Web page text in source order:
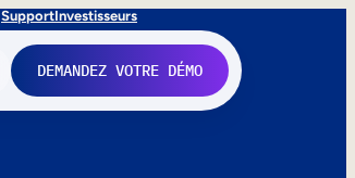
SupportInvestisseurs
DEMANDEZ VOTRE DÉMO